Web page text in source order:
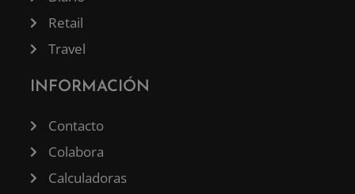
Retail
Travel
INFORMACIÓN
Contacto
Colabora
Calculadoras